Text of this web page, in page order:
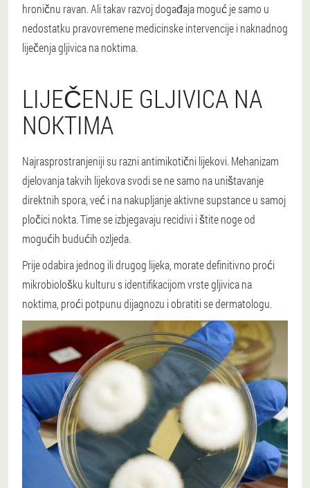
hroničnu ravan. Ali takav razvoj događaja moguć je samo u
nedostatku pravovremene medicinske intervencije i naknadnog
liječenja gljivica na noktima.
LIJEČENJE GLJIVICA NA
NOKTIMA
Najrasprostranjeniji su razni antimikotični lijekovi. Mehanizam
djelovanja takvih lijekova svodi se ne samo na uništavanje
direktnih spora, već i na nakupljanje aktivne supstance u samoj
pločici nokta. Time se izbjegavaju recidivi i štite noge od
mogućih budućih ozljeda.
Prije odabira jednog ili drugog lijeka, morate definitivno proći
mikrobiološku kulturu s identifikacijom vrste gljivica na
noktima, proći potpunu dijagnozu i obratiti se dermatologu.